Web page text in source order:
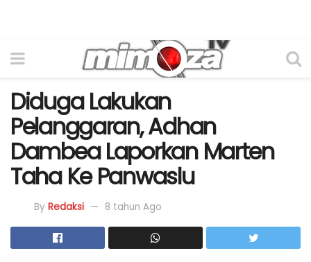
Diduga Lakukan
Pelanggaran, Adhan
Dambea Laporkan Marten
Taha Ke Panwaslu
By Redaksi 8 tahun Ago